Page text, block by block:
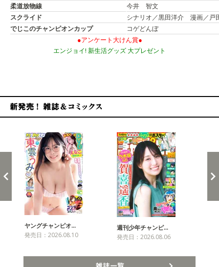
柔道放物線
今井 智文
スクライド
シナリオ／黒田洋介 漫画／戸
でじこのチャンピオンカップ
コゲどんぼ
●アンケート大けん賞●
エンジョイ! 新生活グッズ 大プレゼント
ヤングチャンピオ…
発売日：2026.08.10
週刊少年チャンピ…
発売日：2026.08.06